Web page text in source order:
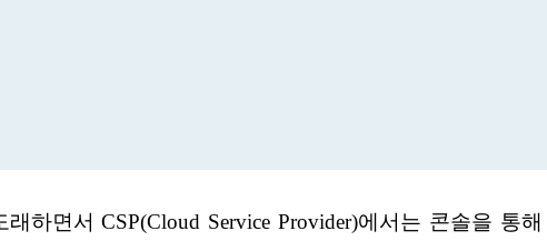
하면서 CSP(Cloud Service Provider)에서는 콘솔을 통